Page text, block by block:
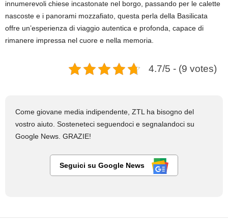
innumerevoli chiese incastonate nel borgo, passando per le calette
nascoste e i panorami mozzafiato, questa perla della Basilicata
offre un’esperienza di viaggio autentica e profonda, capace di
rimanere impressa nel cuore e nella memoria.
4.7/5 - (9 votes)
Come giovane media indipendente, ZTL ha bisogno del
vostro aiuto. Sosteneteci seguendoci e segnalandoci su
Google News. GRAZIE!
Seguici su Google News